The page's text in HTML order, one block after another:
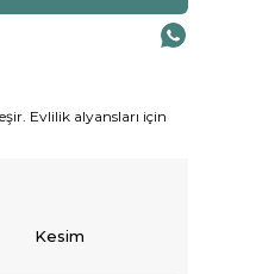
Evlilik alyansları için
Kesim